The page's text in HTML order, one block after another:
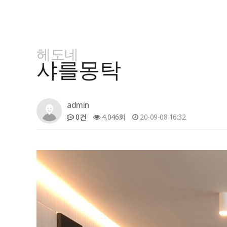
헤도네
샤를몽탁
admin
0건 4,046회 20-09-08 16:32